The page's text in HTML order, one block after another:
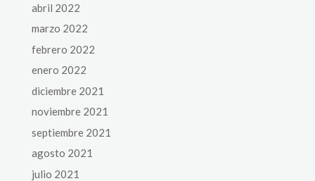
abril 2022
marzo 2022
febrero 2022
enero 2022
diciembre 2021
noviembre 2021
septiembre 2021
agosto 2021
julio 2021